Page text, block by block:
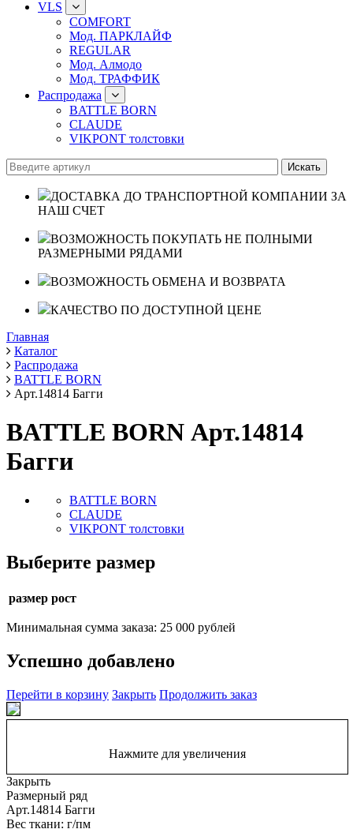
VLS
COMFORT
Мод. ПАРКЛАЙФ
REGULAR
Мод. Алмодо
Мод. ТРАФФИК
Распродажа
BATTLE BORN
CLAUDE
VIKPONT толстовки
ДОСТАВКА ДО ТРАНСПОРТНОЙ КОМПАНИИ ЗА
НАШ СЧЕТ
ВОЗМОЖНОСТЬ ПОКУПАТЬ НЕ ПОЛНЫМИ
РАЗМЕРНЫМИ РЯДАМИ
ВОЗМОЖНОСТЬ ОБМЕНА И ВОЗВРАТА
КАЧЕСТВО ПО ДОСТУПНОЙ ЦЕНЕ
Главная
Каталог
Распродажа
BATTLE BORN
Арт.14814 Багги
BATTLE BORN Арт.14814
Багги
BATTLE BORN
CLAUDE
VIKPONT толстовки
Выберите размер
размер рост
Минимальная сумма заказа: 25 000 рублей
Успешно добавлено
Перейти в корзину Закрыть Продолжить заказ
Нажмите для увеличения
Закрыть
Размерный ряд
Арт.14814 Багги
Вес ткани: г/пм